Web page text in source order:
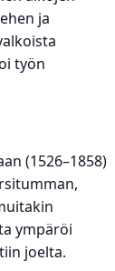
ja
työn
(1526–1858)
ympäröi
joelta.